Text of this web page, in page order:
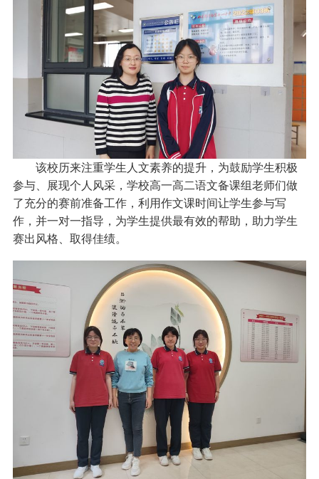
该校历来注重学生人文素养的提升，为鼓励学生积极
参与、展现个人风采，学校高一高二语文备课组老师们做
了充分的赛前准备工作，利用作文课时间让学生参与写
作，并一对一指导，为学生提供最有效的帮助，助力学生
赛出风格、取得佳绩。